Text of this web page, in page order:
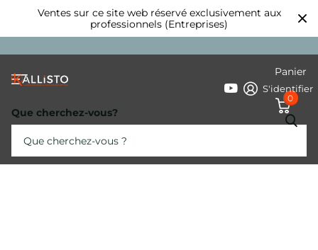
Ventes sur ce site web réservé exclusivement aux
professionnels (Entreprises)
Que cherchez-vous?
S'identifier
Panier
0